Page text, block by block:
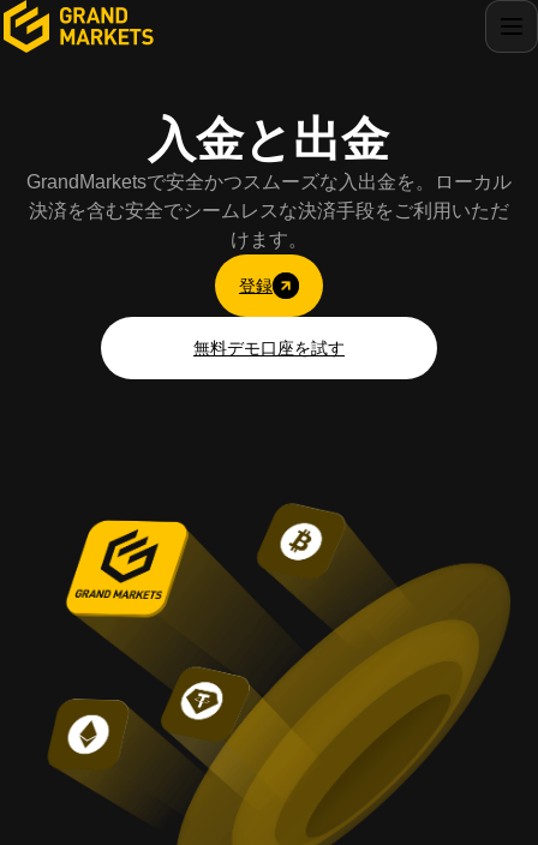
入金と出金
GrandMarketsで安全かつスムーズな入出金を。ローカル
決済を含む安全でシームレスな決済手段をご利用いただ
けます。
登録
無料デモ口座を試す